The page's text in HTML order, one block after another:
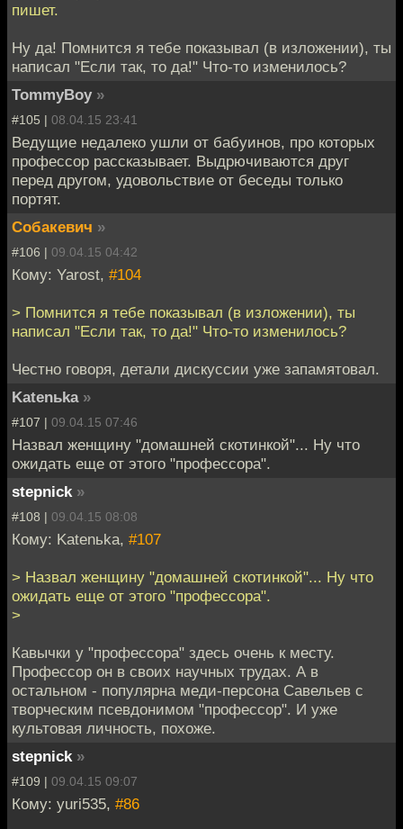
пишет.
Ну да! Помнится я тебе показывал (в изложении), ты
написал "Если так, то да!" Что-то изменилось?
TommyBoy »
#105 | 08.04.15 23:41
Ведущие недалеко ушли от бабуинов, про которых
профессор рассказывает. Выдрючиваются друг
перед другом, удовольствие от беседы только
портят.
Собакевич »
#106 | 09.04.15 04:42
Кому: Yarost, #104
> Помнится я тебе показывал (в изложении), ты
написал "Если так, то да!" Что-то изменилось?
Честно говоря, детали дискуссии уже запамятовал.
Katenьka »
#107 | 09.04.15 07:46
Назвал женщину "домашней скотинкой"... Ну что
ожидать еще от этого "профессора".
stepnick »
#108 | 09.04.15 08:08
Кому: Katenьka, #107
> Назвал женщину "домашней скотинкой"... Ну что
ожидать еще от этого "профессора".
>
Кавычки у "профессора" здесь очень к месту.
Профессор он в своих научных трудах. А в
остальном - популярна меди-персона Савельев с
творческим псевдонимом "профессор". И уже
культовая личность, похоже.
stepnick »
#109 | 09.04.15 09:07
Кому: yuri535, #86